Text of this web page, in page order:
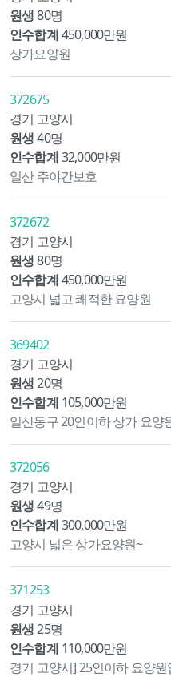
원생 80명
인수합계450,000만원
상가요양원
372675
경기 고양시
원생 40명
인수합계32,000만원
일산 주야간보호
372672
경기 고양시
원생 80명
인수합계450,000만원
고양시 넓고 쾌적한 요양원
369402
경기 고양시
원생 20명
인수합계 105,000만원
일산동구 20인이하 상가 요양
372056
경기 고양시
원생 49명
인수합계300,000만원
고양시 넓은 상가요양원~
371253
경기 고양시
원생 25명
인수합계 110,000만원
경기 고양시] 25인이하 요양